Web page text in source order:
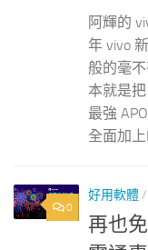
阿輝的
年 vivo
般的毫
本就是
最強
全面加上
0
好用軟體/
再也